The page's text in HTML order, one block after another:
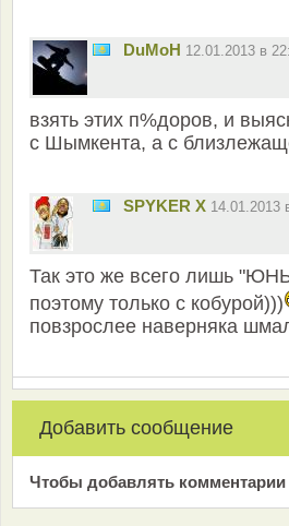
DuMoH 12.01.2013 в
взять этих п%доров, и
с Шымкента, а с
SPYKER X 14.01.2013
Так это же всего лишь
поэтому только с кобурой)))
повзрослее наверняка
Добавить сообщение
Чтобы добавлять комментарии